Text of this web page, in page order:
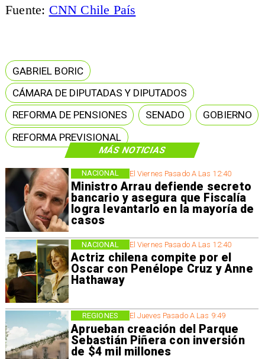
MÁS NOTICIAS
El Viernes Pasado A Las 12:40
Ministro Arrau defiende secreto
bancario y asegura que Fiscalía
logra levantarlo en la mayoría de
casos
NACIONAL
El Viernes Pasado A Las 12:40
Actriz chilena compite por el
Oscar con Penélope Cruz y Anne
Hathaway
NACIONAL
El Jueves Pasado A Las 9:49
Aprueban creación del Parque
Sebastián Piñera con inversión
de $4 mil millones
REGIONES
Fuente: CNN Chile País
GABRIEL BORIC
CÁMARA DE DIPUTADAS Y DIPUTADOS
REFORMA DE PENSIONES
SENADO
GOBIERNO
REFORMA PREVISIONAL